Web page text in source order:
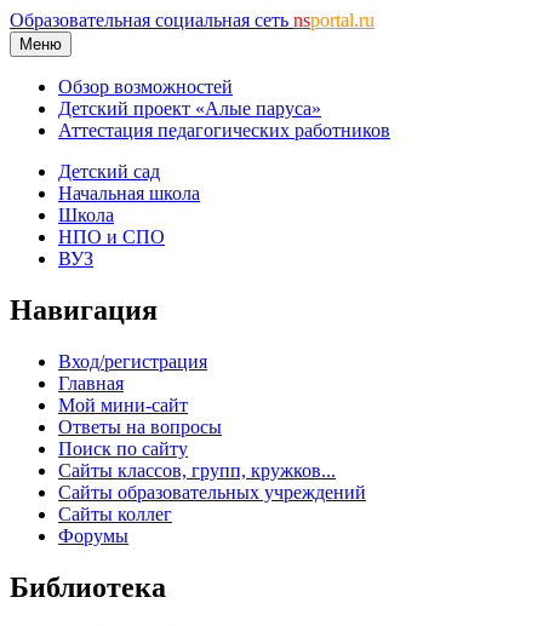
Образовательная социальная сеть nsportal.ru
Меню
Обзор возможностей
Детский проект «Алые паруса»
Аттестация педагогических работников
Детский сад
Начальная школа
Школа
НПО и СПО
ВУЗ
Навигация
Вход/регистрация
Главная
Мой мини-сайт
Ответы на вопросы
Поиск по сайту
Сайты классов, групп, кружков...
Сайты образовательных учреждений
Сайты коллег
Форумы
Библиотека